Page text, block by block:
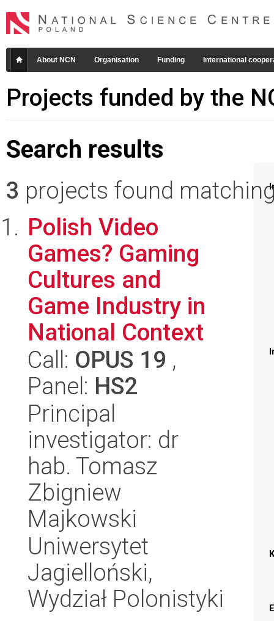
About NCN Organisation Funding International
Projects funded by the
Search results
3 projects found
Polish Video
Games? Gaming
Cultures and
Game Industry in
National Context
Call: OPUS 19 ,
Panel: HS2
Principal
investigator: dr
hab. Tomasz
Zbigniew
Majkowski
Uniwersytet
Jagielloński,
Wydział Polonistyki